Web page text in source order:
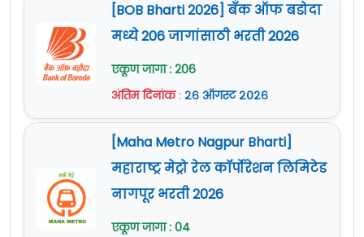
[BOB Bharti 2026] बँक ऑफ बडोदा
मध्ये 206 जागांसाठी भरती 2026
एकूण जागा : 206
अंतिम दिनांक: २६ ऑगस्ट २०२६
[Maha Metro Nagpur Bharti]
महाराष्ट्र मेट्रो रेल कॉर्पोरेशन लिमिटेड
नागपूर भरती 2026
एकूण जागा : 04